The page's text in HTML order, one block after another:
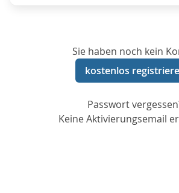
Sie haben noch kein
kostenlos
Passwort
Keine Aktivierungsemail